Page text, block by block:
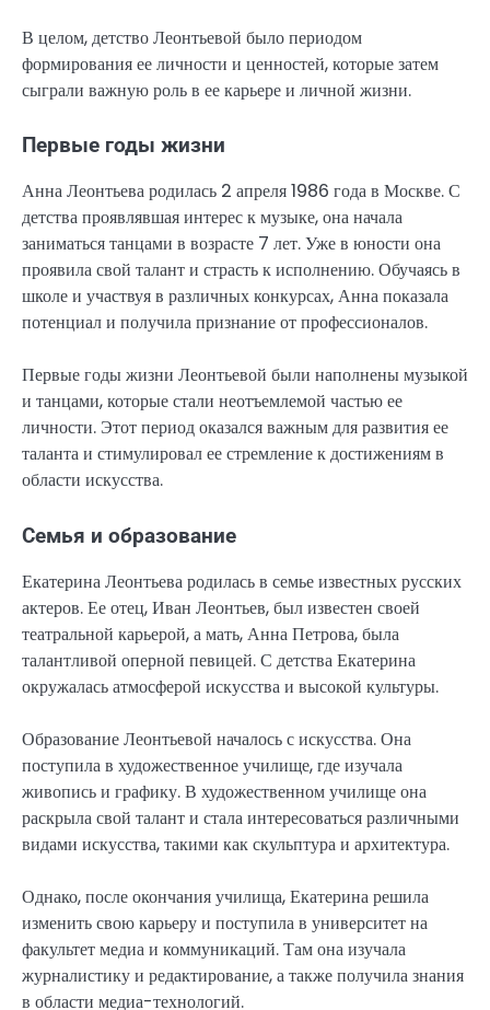
В целом, детство Леонтьевой было периодом
формирования ее личности и ценностей, которые затем
сыграли важную роль в ее карьере и личной жизни.
Первые годы жизни
Анна Леонтьева родилась 2 апреля 1986 года в Москве. С
детства проявлявшая интерес к музыке, она начала
заниматься танцами в возрасте 7 лет. Уже в юности она
проявила свой талант и страсть к исполнению. Обучаясь в
школе и участвуя в различных конкурсах, Анна показала
потенциал и получила признание от профессионалов.
Первые годы жизни Леонтьевой были наполнены музыкой
и танцами, которые стали неотъемлемой частью ее
личности. Этот период оказался важным для развития ее
таланта и стимулировал ее стремление к достижениям в
области искусства.
Семья и образование
Екатерина Леонтьева родилась в семье известных русских
актеров. Ее отец, Иван Леонтьев, был известен своей
театральной карьерой, а мать, Анна Петрова, была
талантливой оперной певицей. С детства Екатерина
окружалась атмосферой искусства и высокой культуры.
Образование Леонтьевой началось с искусства. Она
поступила в художественное училище, где изучала
живопись и графику. В художественном училище она
раскрыла свой талант и стала интересоваться различными
видами искусства, такими как скульптура и архитектура.
Однако, после окончания училища, Екатерина решила
изменить свою карьеру и поступила в университет на
факультет медиа и коммуникаций. Там она изучала
журналистику и редактирование, а также получила знания
в области медиа-технологий.